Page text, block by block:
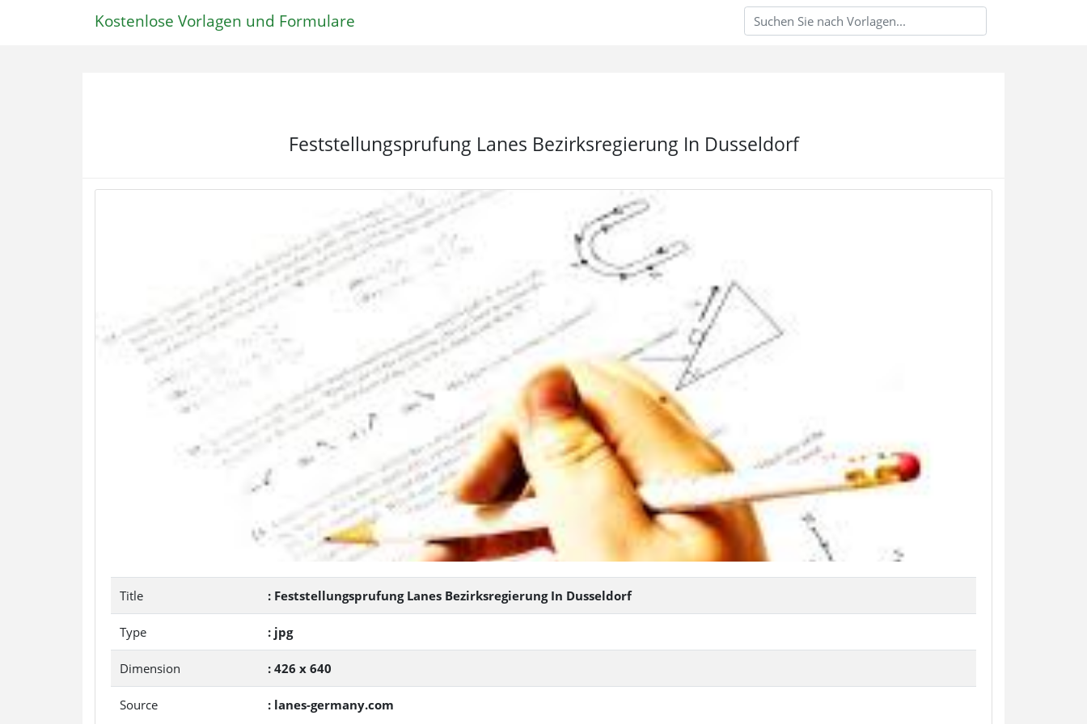
Kostenlose Vorlagen und Formulare
Feststellungsprufung Lanes Bezirksregierung In Dusseldorf
Title : Feststellungsprufung Lanes Bezirksregierung In Dusseldorf
Type : jpg
Dimension : 426 x 640
Source : lanes-germany.com